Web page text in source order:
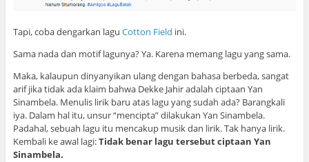
Tapi, coba dengarkan lagu Cotton Field ini.
Sama nada dan motif lagunya? Ya. Karena memang lagu yang sama.
Maka, kalaupun dinyanyikan ulang dengan bahasa berbeda, sangat
arif jika tidak ada klaim bahwa Dekke Jahir adalah ciptaan Yan
Sinambela. Menulis lirik baru atas lagu yang sudah ada? Barangkali
iya. Dalam hal itu, unsur “mencipta” dilakukan Yan Sinambela.
Padahal, sebuah lagu itu mencakup musik dan lirik. Tak hanya lirik.
Kembali ke awal lagi:Tidak benar lagu tersebut ciptaan Yan
Sinambela.